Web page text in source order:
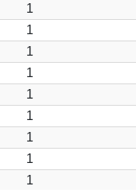
1
1
1
1
1
1
1
1
1